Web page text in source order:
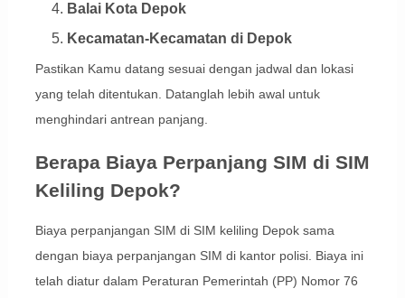
Balai Kota Depok
Kecamatan-Kecamatan di Depok
Pastikan Kamu datang sesuai dengan jadwal dan lokasi
yang telah ditentukan. Datanglah lebih awal untuk
menghindari antrean panjang.
Berapa Biaya Perpanjang SIM di SIM
Keliling Depok?
Biaya perpanjangan SIM di SIM keliling Depok sama
dengan biaya perpanjangan SIM di kantor polisi. Biaya ini
telah diatur dalam Peraturan Pemerintah (PP) Nomor 76